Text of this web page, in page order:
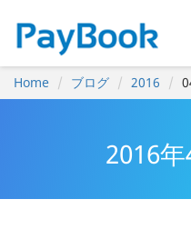
Home ブログ 2016
2016